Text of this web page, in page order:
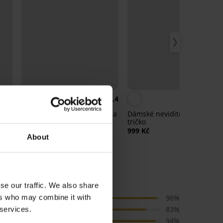
About
our traffic. We also share
who may combine it with
4,4
Nalepovací podprsenka Gala
1 049 Kč
Dámské neviditelné spodní
tričko
999 Kč
kostic
Barva
96%
83%
94%